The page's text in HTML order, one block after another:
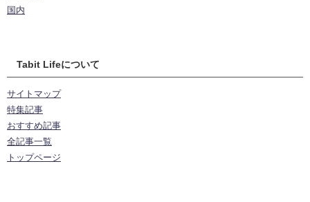
国内
Tabit Lifeについて
サイトマップ
特集記事
おすすめ記事
全記事一覧
トップページ